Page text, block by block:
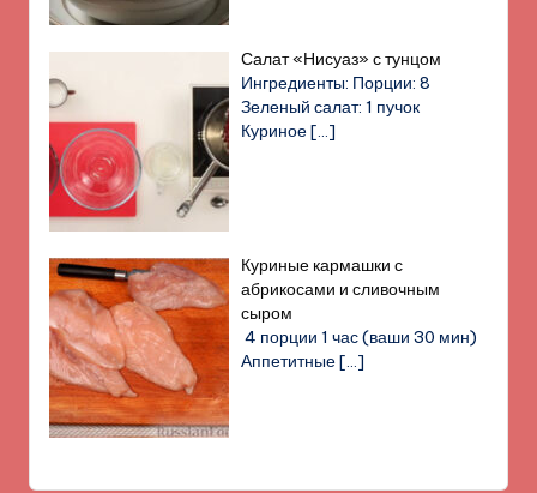
Салат «Нисуаз» с тунцом
Ингредиенты: Порции: 8
Зеленый салат: 1 пучок
Куриное[…]
Куриные кармашки с
абрикосами и сливочным
сыром
4 порции 1 час (ваши 30 мин)
Аппетитные[…]